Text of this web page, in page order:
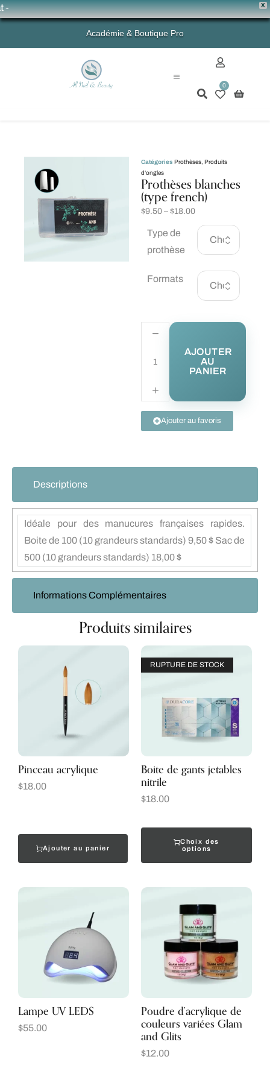
X
💗
Académie & Boutique Pro
0
Catégories Prothèses Produits
d'ongles
Prothèses blanches
(type french)
$9.50 – $18.00
Type de
prothèse
Formats
AJOUTER
AU
PANIER
Ajouter au favoris
Descriptions
Informations Complémentaires
Idéale pour des manucures françaises rapides.
Boite de 100 (10 grandeurs standards) 9,50 $ Sac de
500 (10 grandeurs standards) 18,00 $
Produits similaires
Pinceau acrylique
$18.00
Ajouter au panier
RUPTURE DE STOCK
Boite de gants jetables
nitrile
$18.00
Choix des
options
Lampe UV LEDS
$55.00
Poudre d’acrylique de
couleurs variées Glam
and Glits
$12.00